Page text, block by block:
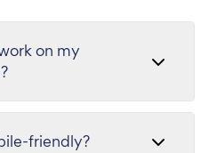
on my
friendly?